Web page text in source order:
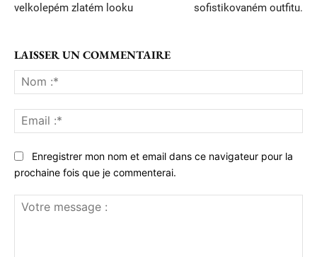
velkolepém zlatém looku
sofistikovaném outfitu.
LAISSER UN COMMENTAIRE
:*
:*
Enregistrer mon nom et email dans ce navigateur pour la
prochaine fois que je commenterai.